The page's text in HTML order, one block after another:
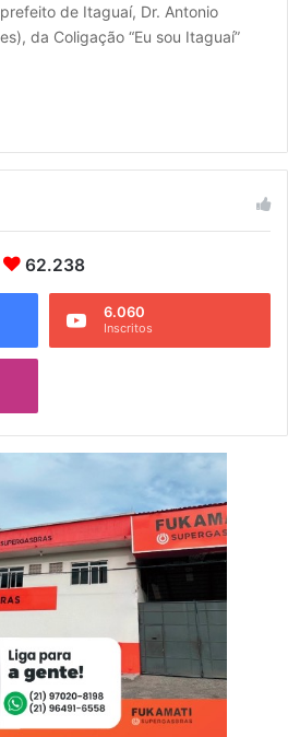
de Itaguaí, Dr. Antonio
da Coligação “Eu sou Itaguaí”
62.238
6.060
Inscritos